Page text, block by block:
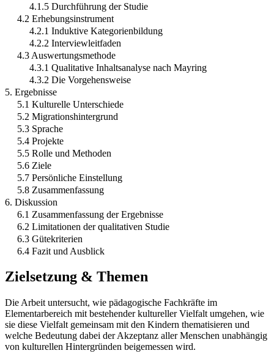
4.1.5 Durchführung der Studie
4.2 Erhebungs­instrument
4.2.1 Induktive Kategorienbildung
4.2.2 Interviewleitfaden
4.3 Auswertungsmethode
4.3.1 Qualitative Inhaltsanalyse nach Mayring
4.3.2 Die Vorgehensweise
5. Ergebnisse
5.1 Kulturelle Unterschiede
5.2 Migrationshintergrund
5.3 Sprache
5.4 Projekte
5.5 Rolle und Methoden
5.6 Ziele
5.7 Persönliche Einstellung
5.8 Zusammenfassung
6. Diskussion
6.1 Zusammenfassung der Ergebnisse
6.2 Limitationen der qualitativen Studie
6.3 Gütekriterien
6.4 Fazit und Ausblick
Zielsetzung & Themen
Die Arbeit untersucht, wie pädagogische Fachkräfte im
Elementarbereich mit bestehender kultureller Vielfalt umgehen, wie
sie diese Vielfalt gemeinsam mit den Kindern thematisieren und
welche Bedeutung dabei der Akzeptanz aller Menschen unabhängig
von kulturellen Hintergründen beigemessen wird.